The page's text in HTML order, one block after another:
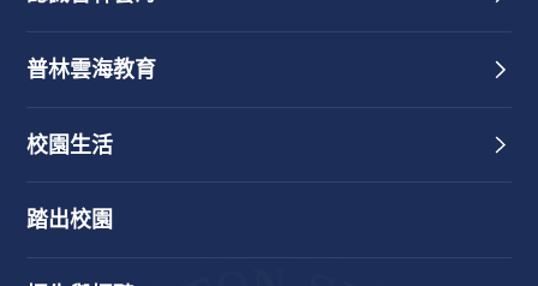
普林雲海教育
校園生活
踏出校園